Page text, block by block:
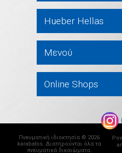
Hueber Hellas
Μενού
Online Shops
Πνευματική ιδιοκτησία © 2026
karabatos. Διατηρούνται όλα τα
πνευματικά δικαιώματα.